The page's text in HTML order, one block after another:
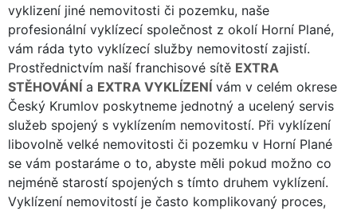
vyklizení jiné nemovitosti či pozemku, naše
profesionální vyklízecí společnost z okolí Horní Plané,
vám ráda tyto vyklízecí služby nemovitostí zajistí.
Prostřednictvím naší franchisové sítě EXTRA
STĚHOVÁNÍ a EXTRA VYKLÍZENÍ vám v celém okrese
Český Krumlov poskytneme jednotný a ucelený servis
služeb spojený s vyklízením nemovitostí. Při vyklízení
libovolně velké nemovitosti či pozemku v Horní Plané
se vám postaráme o to, abyste měli pokud možno co
nejméně starostí spojených s tímto druhem vyklízení.
Vyklízení nemovitostí je často komplikovaný proces,